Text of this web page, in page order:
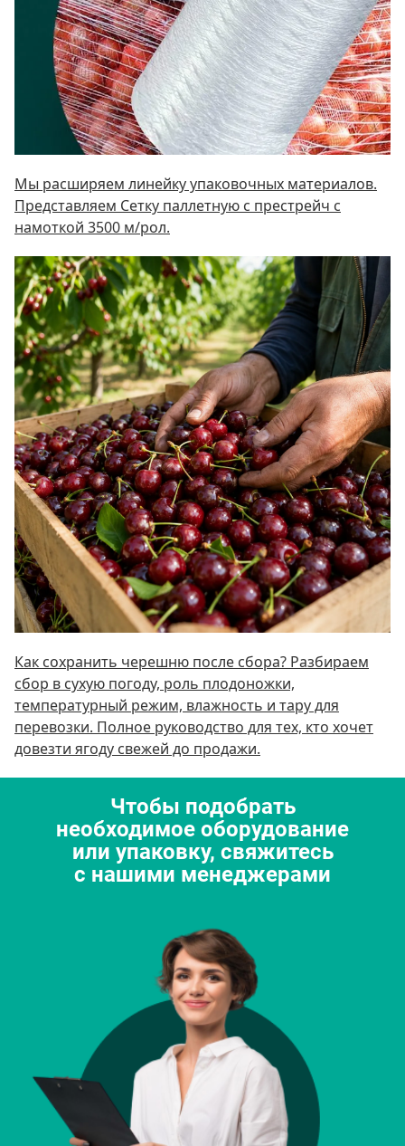
Мы расширяем линейку упаковочных материалов.
Представляем Сетку паллетную c престрейч с
намоткой 3500 м/рол.
Как сохранить черешню после сбора? Разбираем
сбор в сухую погоду, роль плодоножки,
температурный режим, влажность и тару для
перевозки. Полное руководство для тех, кто хочет
довезти ягоду свежей до продажи.
Чтобы подобрать
необходимое оборудование
или упаковку, свяжитесь
с нашими менеджерами